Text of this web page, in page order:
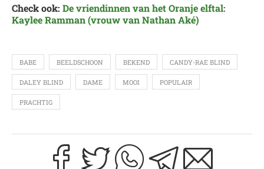
Check ook: De vriendinnen van het Oranje elftal:
Kaylee Ramman (vrouw van Nathan Aké)
BABE BEELDSCHOON BEKEND CANDY-RAE BLIND
DALEY BLIND DAME MOOI POPULAIR
PRACHTIG